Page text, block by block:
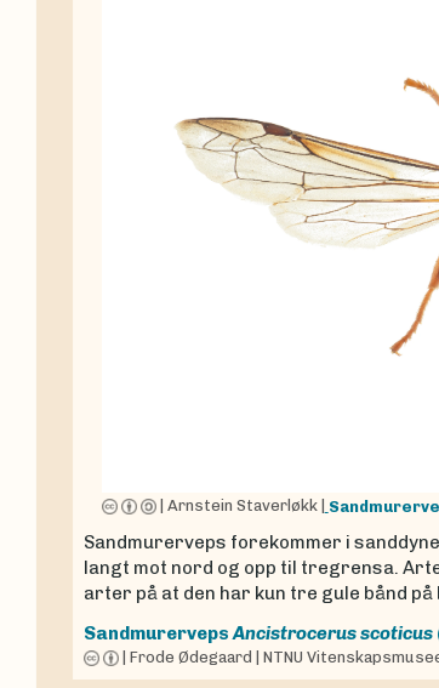
Arnstein Staverløkk
Sandmurerveps forekommer i
langt mot nord og opp til tregrensa.
arter på at den har kun tre gule bånd på
Sandmurerveps Ancistrocerus scoticus
| Frode Ødegaard | NTNU